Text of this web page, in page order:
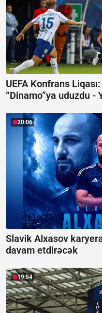
UEFA Konfrans Liqası:
“Dinamo”ya uduzdu -
20:06
Slavik Alxasov
davam etdirəcək
19:54